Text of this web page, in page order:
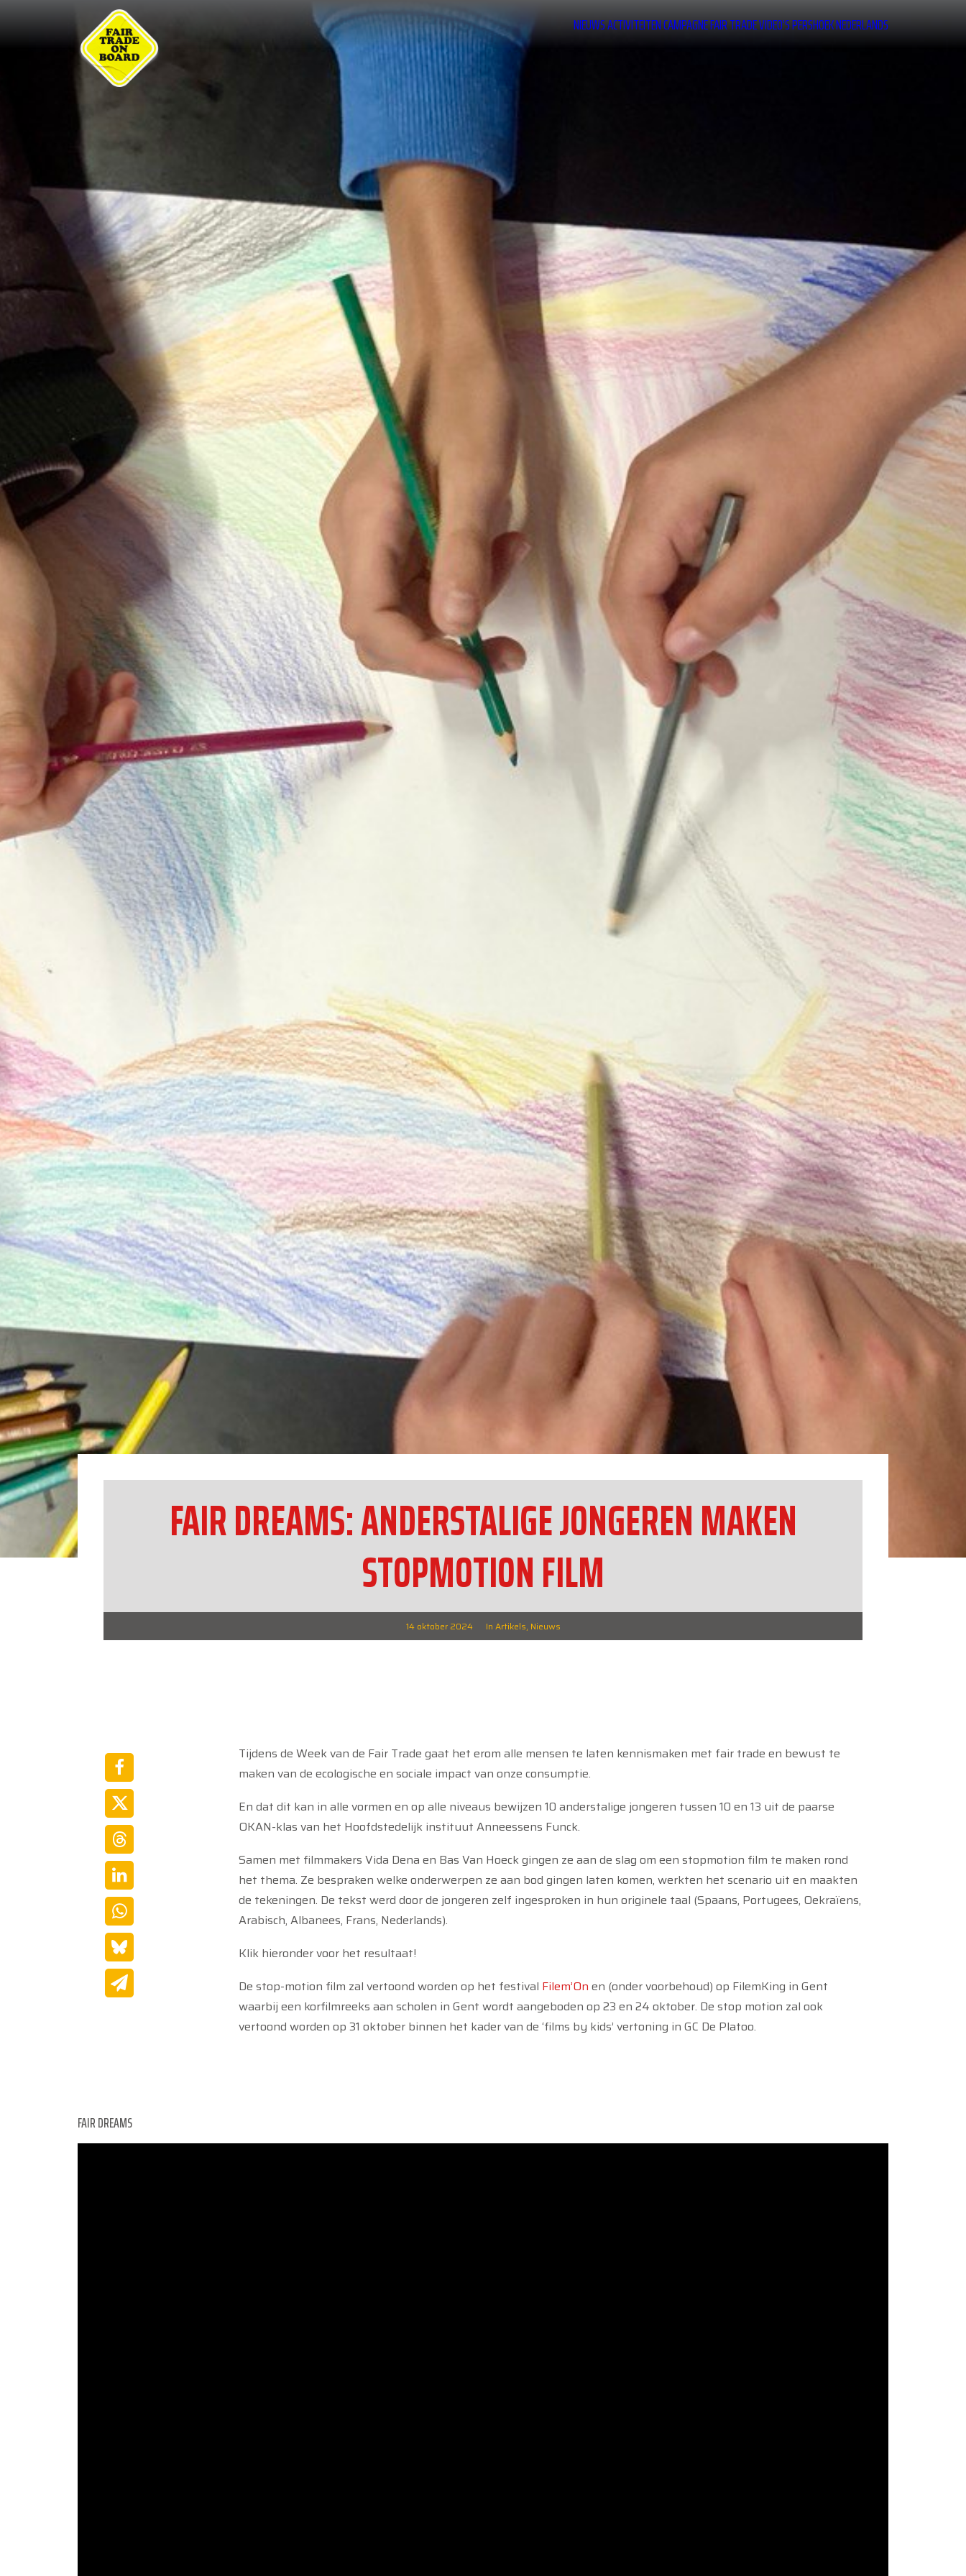
NIEUWSACTIVITEITENCAMPAGNEFAIR TRADEVIDEO’SPERSHOEKNEDERLANDS
FAIR DREAMS: ANDERSTALIGE JONGEREN MAKEN
STOPMOTION FILM
14 oktober 2024 In Artikels, Nieuws
Tijdens de Week van de Fair Trade gaat het erom alle mensen te laten kennismaken met fair trade en bewust te
maken van de ecologische en sociale impact van onze consumptie.
En dat dit kan in alle vormen en op alle niveaus bewijzen 10 anderstalige jongeren tussen 10 en 13 uit de paarse
OKAN-klas van het Hoofdstedelijk instituut Anneessens Funck.
Samen met filmmakers Vida Dena en Bas Van Hoeckgingen ze aan de slag om een stopmotion film te maken rond
het thema. Ze bespraken welke onderwerpen ze aan bod gingen laten komen, werkten het scenario uit en maakten
de tekeningen. De tekst werd door de jongeren zelf ingesproken in hun originele taal (Spaans, Portugees, Oekraïens,
Arabisch, Albanees, Frans, Nederlands).
Klik hieronder voor het resultaat!
De stop-motion film zal vertoond worden op het festival Filem’On en (onder voorbehoud) op FilemKing in Gent
waarbij een korfilmreeks aan scholen in Gent wordt aangeboden op 23 en 24 oktober. De stop motion zal ook
vertoond worden op 31 oktober binnen het kader van de ‘films by kids’ vertoning in GC De Platoo.
FAIR DREAMS